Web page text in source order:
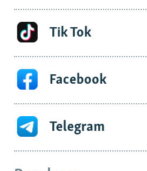
Tik Tok
Facebook
Telegram